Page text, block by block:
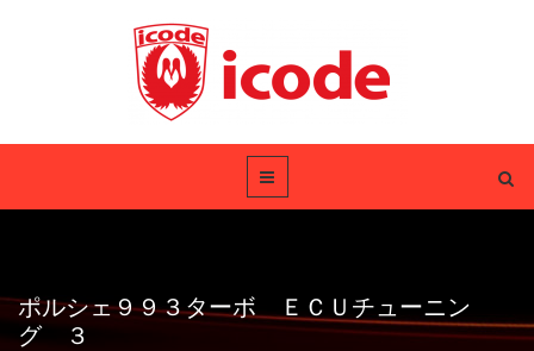
ポルシェ９９３ターボ ＥＣＵチューニン
グ ３